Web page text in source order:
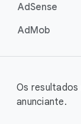
AdSense
AdMob
Os
anunciante.